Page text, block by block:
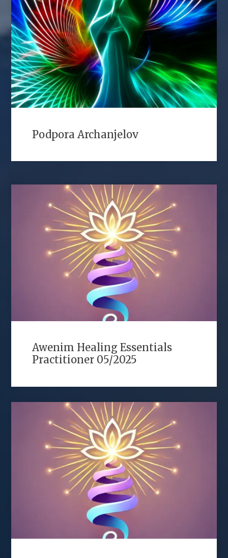
Podpora Archanjelov
Awenim Healing Essentials
Practitioner 05/2025